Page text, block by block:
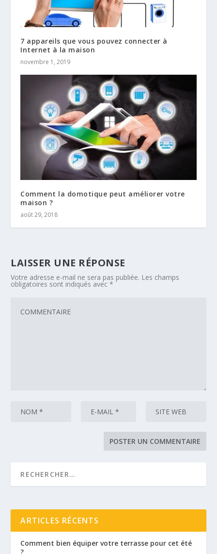
7 appareils que vous pouvez connecter à
Internet à la maison
novembre 1, 2019
Comment la domotique peut améliorer votre
maison ?
août 29, 2018
LAISSER UNE RÉPONSE
Votre adresse e-mail ne sera pas publiée. Les champs
obligatoires sont indiqués avec*
ARTICLES RÉCENTS
Comment bien équiper votre terrasse pour cet été
?